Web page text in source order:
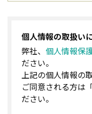
個人情報の取扱い
弊社、 個人情報保
ださい。
上記の個人情報の
ご同意される方は
ださい。